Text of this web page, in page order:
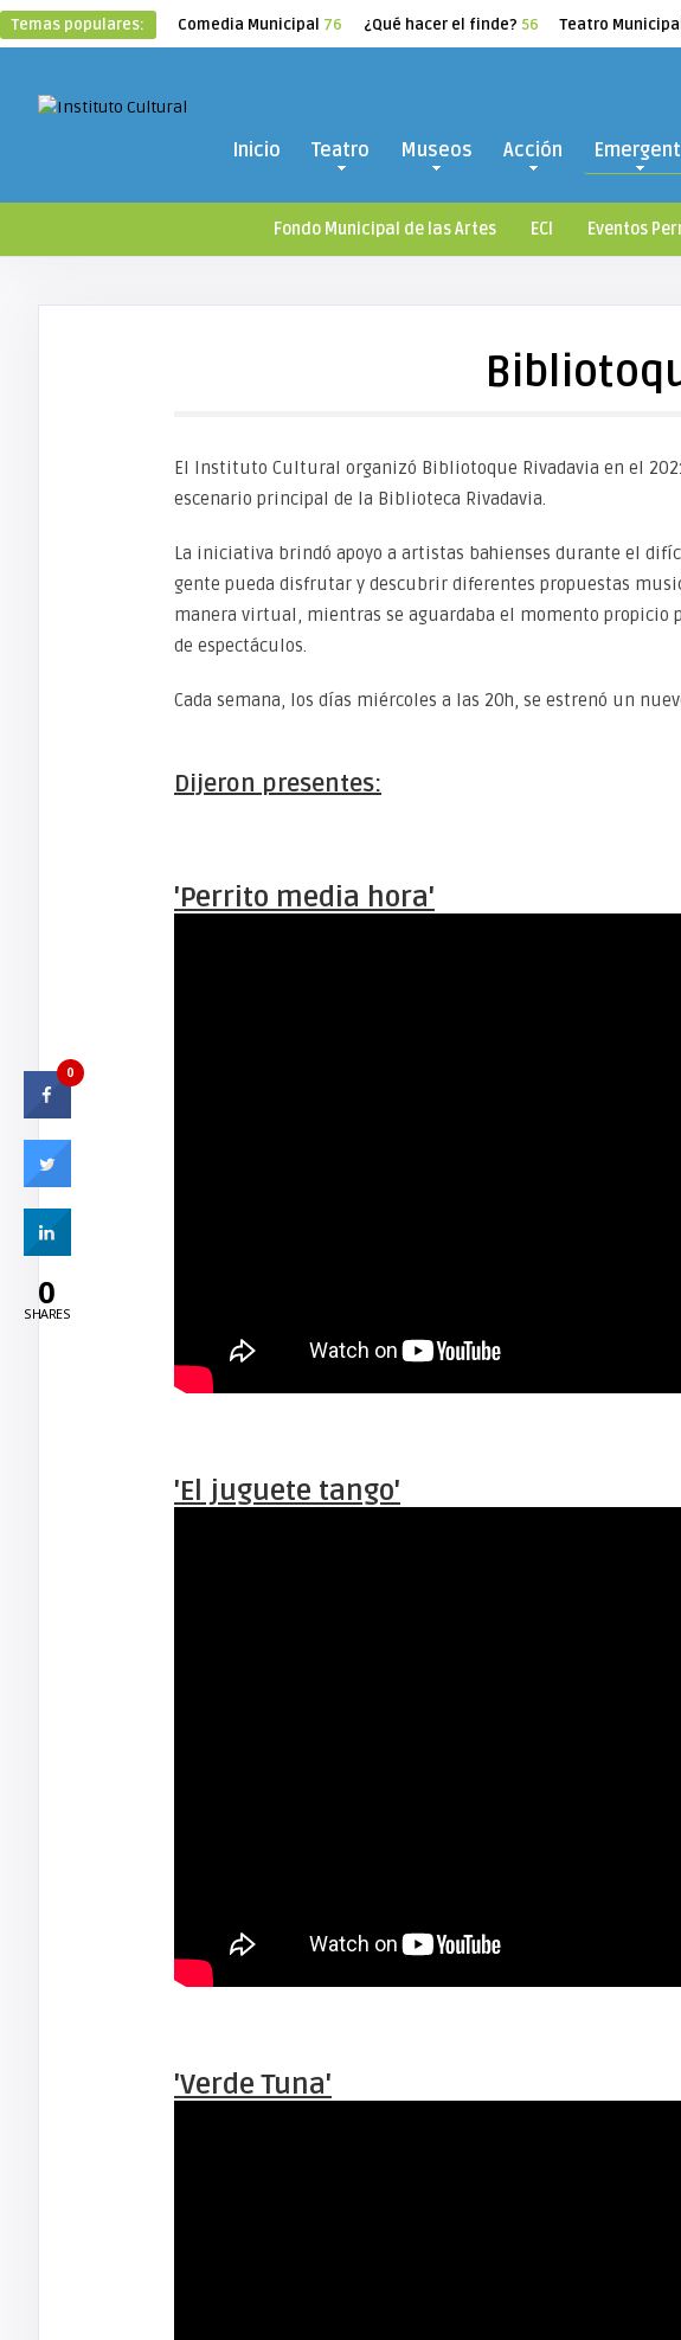
Temas populares: Comedia Municipal 76 ¿Qué hacer el finde? 56 Teatro Municipal
Inicio Teatro Museos Acción
Fondo Municipal de las Artes ECI Eventos
El Instituto Cultural organizó Bibliotoque Rivadavia en el
escenario principal de la Biblioteca Rivadavia.
La iniciativa brindó apoyo a artistas bahienses durante el
gente pueda disfrutar y descubrir diferentes propuestas
manera virtual, mientras se aguardaba el momento propicio
de espectáculos.
Cada semana, los días miércoles a las 20h, se estrenó un
Dijeron presentes:
'Perrito media hora'
'El juguete tango'
'Verde Tuna'
0
0
SHARES